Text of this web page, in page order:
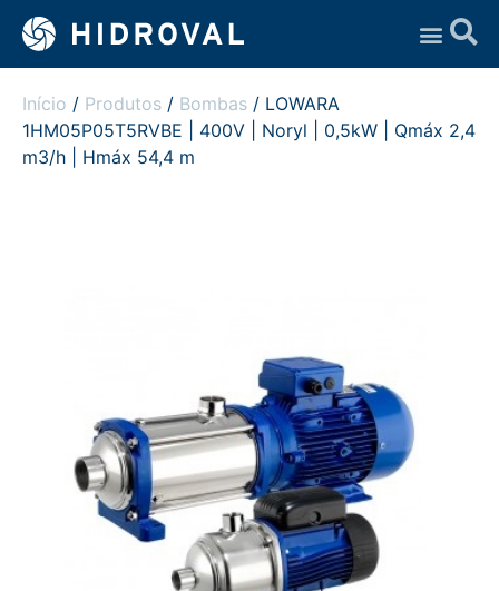
Início / Produtos / Bombas / LOWARA
1HM05P05T5RVBE | 400V | Noryl | 0,5kW | Qmáx 2,4
m3/h | Hmáx 54,4 m